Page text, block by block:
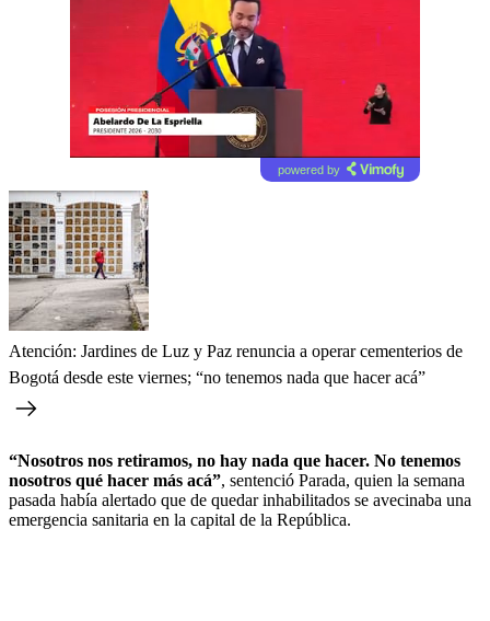
powered by
Atención: Jardines de Luz y Paz renuncia a operar cementerios de
Bogotá desde este viernes; “no tenemos nada que hacer acá”
“Nosotros nos retiramos, no hay nada que hacer. No tenemos
nosotros qué hacer más acá”, sentenció Parada, quien la semana
pasada había alertado que de quedar inhabilitados se avecinaba una
emergencia sanitaria en la capital de la República.